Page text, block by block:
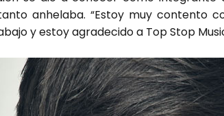
anhe­la­ba. “Estoy muy con­ten­to
y estoy agra­de­ci­do a Top Stop